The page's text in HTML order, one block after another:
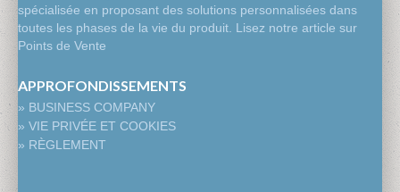
spécialisée en proposant des solutions personnalisées dans
toutes les phases de la vie du produit. Lisez notre article sur
Points de Vente
APPROFONDISSEMENTS
» BUSINESS COMPANY
» VIE PRIVÉE ET COOKIES
» RÈGLEMENT